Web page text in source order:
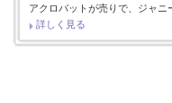
アクロバットが売りで、ジャニ
詳しく見る